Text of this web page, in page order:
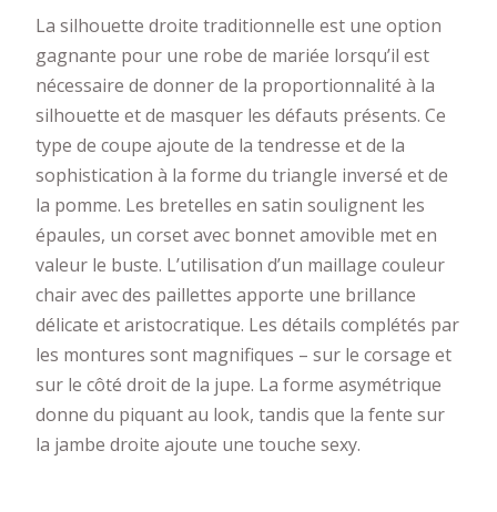
La silhouette droite traditionnelle est une option
gagnante pour une robe de mariée lorsqu’il est
nécessaire de donner de la proportionnalité à la
silhouette et de masquer les défauts présents. Ce
type de coupe ajoute de la tendresse et de la
sophistication à la forme du triangle inversé et de
la pomme. Les bretelles en satin soulignent les
épaules, un corset avec bonnet amovible met en
valeur le buste. L’utilisation d’un maillage couleur
chair avec des paillettes apporte une brillance
délicate et aristocratique. Les détails complétés par
les montures sont magnifiques – sur le corsage et
sur le côté droit de la jupe. La forme asymétrique
donne du piquant au look, tandis que la fente sur
la jambe droite ajoute une touche sexy.